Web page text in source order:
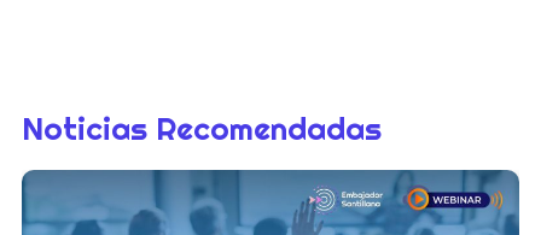
Noticias Recomendadas